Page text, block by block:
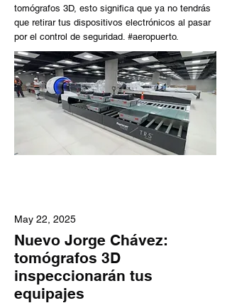
tomógrafos 3D, esto significa que ya no tendrás
que retirar tus dispositivos electrónicos al pasar
por el control de seguridad. #aeropuerto.
May 22, 2025
Nuevo Jorge Chávez:
tomógrafos 3D
inspeccionarán tus
equipajes